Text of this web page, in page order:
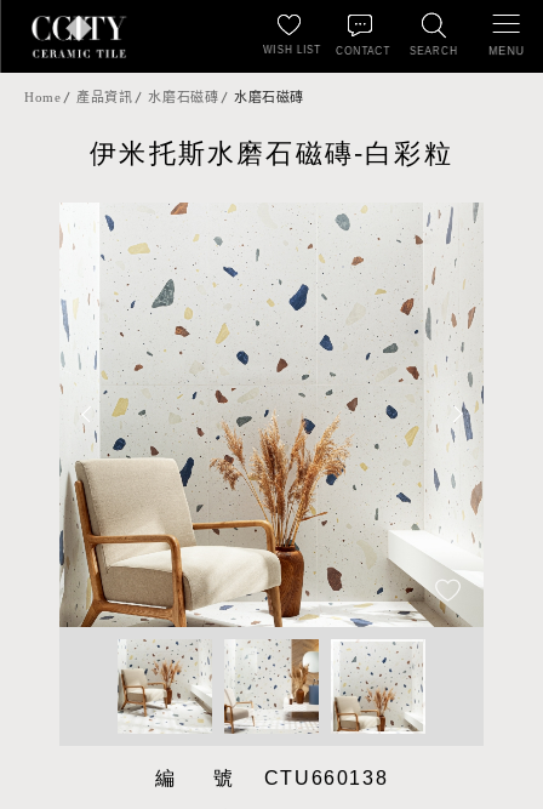
SEARCH
WISH LIST CONTACT MENU
Home 產品資訊 水磨石磁磚 水磨石磁磚
伊米托斯水磨石磁磚-白彩粒
編號CTU660138